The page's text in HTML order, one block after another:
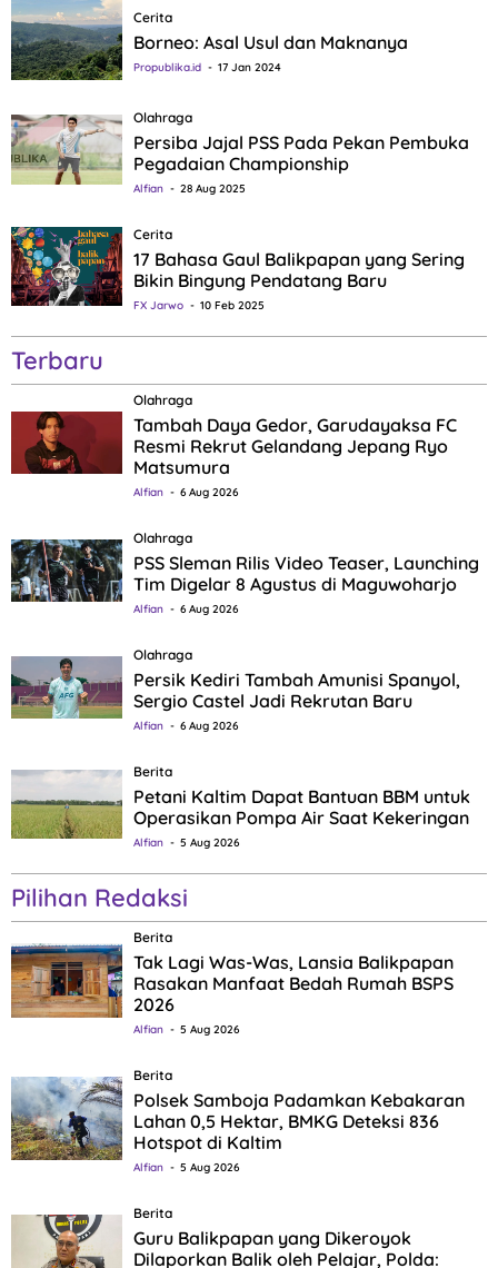
Cerita
Borneo: Asal Usul dan Maknanya
Propublika.id 17 Jan 2024
Olahraga
Persiba Jajal PSS Pada Pekan Pembuka
Pegadaian Championship
Alfian 28 Aug 2025
Cerita
17 Bahasa Gaul Balikpapan yang Sering
Bikin Bingung Pendatang Baru
FX Jarwo 10 Feb 2025
Terbaru
Olahraga
Tambah Daya Gedor, Garudayaksa FC
Resmi Rekrut Gelandang Jepang Ryo
Matsumura
Alfian 6 Aug 2026
Olahraga
PSS Sleman Rilis Video Teaser, Launching
Tim Digelar 8 Agustus di Maguwoharjo
Alfian 6 Aug 2026
Olahraga
Persik Kediri Tambah Amunisi Spanyol,
Sergio Castel Jadi Rekrutan Baru
Alfian 6 Aug 2026
Berita
Petani Kaltim Dapat Bantuan BBM untuk
Operasikan Pompa Air Saat Kekeringan
Alfian 5 Aug 2026
Pilihan Redaksi
Berita
Tak Lagi Was-Was, Lansia Balikpapan
Rasakan Manfaat Bedah Rumah BSPS
2026
Alfian 5 Aug 2026
Berita
Polsek Samboja Padamkan Kebakaran
Lahan 0,5 Hektar, BMKG Deteksi 836
Hotspot di Kaltim
Alfian 5 Aug 2026
Berita
Guru Balikpapan yang Dikeroyok
Dilaporkan Balik oleh Pelajar, Polda: